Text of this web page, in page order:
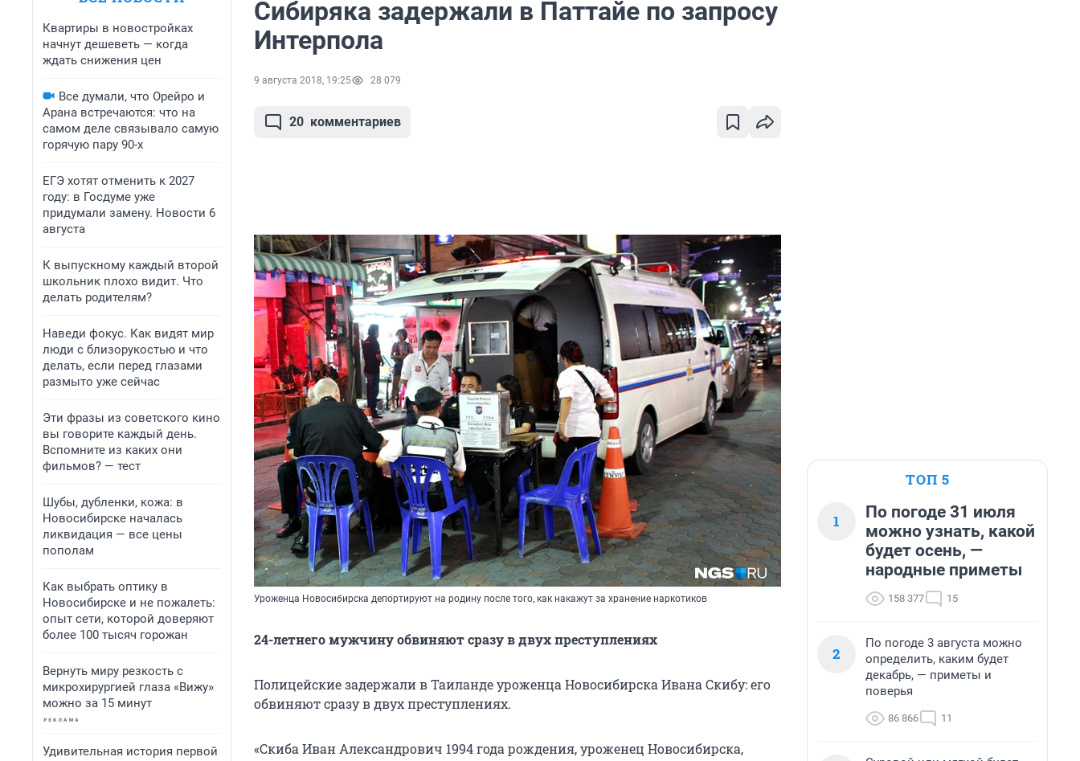
Квартиры в новостройках
начнут дешеветь — когда
ждать снижения цен
Все думали, что Орейро и
Арана встречаются: что на
самом деле связывало самую
горячую пару 90-х
ЕГЭ хотят отменить к 2027
году: в Госдуме уже
придумали замену. Новости 6
августа
К выпускному каждый второй
школьник плохо видит. Что
делать родителям?
Наведи фокус. Как видят мир
люди с близорукостью и что
делать, если перед глазами
размыто уже сейчас
Эти фразы из советского кино
вы говорите каждый день.
Вспомните из каких они
фильмов? — тест
Шубы, дубленки, кожа: в
Новосибирске началась
ликвидация — все цены
пополам
Как выбрать оптику в
Новосибирске и не пожалеть:
опыт сети, которой доверяют
более 100 тысяч горожан
Вернуть миру резкость с
микрохирургией глаза «Вижу»
можно за 15 минут
Удивительная история первой
Сибиряка задержали в Паттайе по запросу
Интерпола
9 августа 2018, 19:25 28 079
20 комментариев
Уроженца Новосибирска депортируют на родину после того, как накажут за хранение наркотиков
24-летнего мужчину обвиняют сразу в двух преступлениях
Полицейские задержали в Таиланде уроженца Новосибирска Ивана Скибу: его
обвиняют сразу в двух преступлениях.
«Скиба Иван Александрович 1994 года рождения, уроженец Новосибирска,
ТОП 5
1
По погоде 31 июля
можно узнать, какой
будет осень, —
народные приметы
158 377 15
2
По погоде 3 августа можно
определить, каким будет
декабрь, — приметы и
поверья
86 866 11